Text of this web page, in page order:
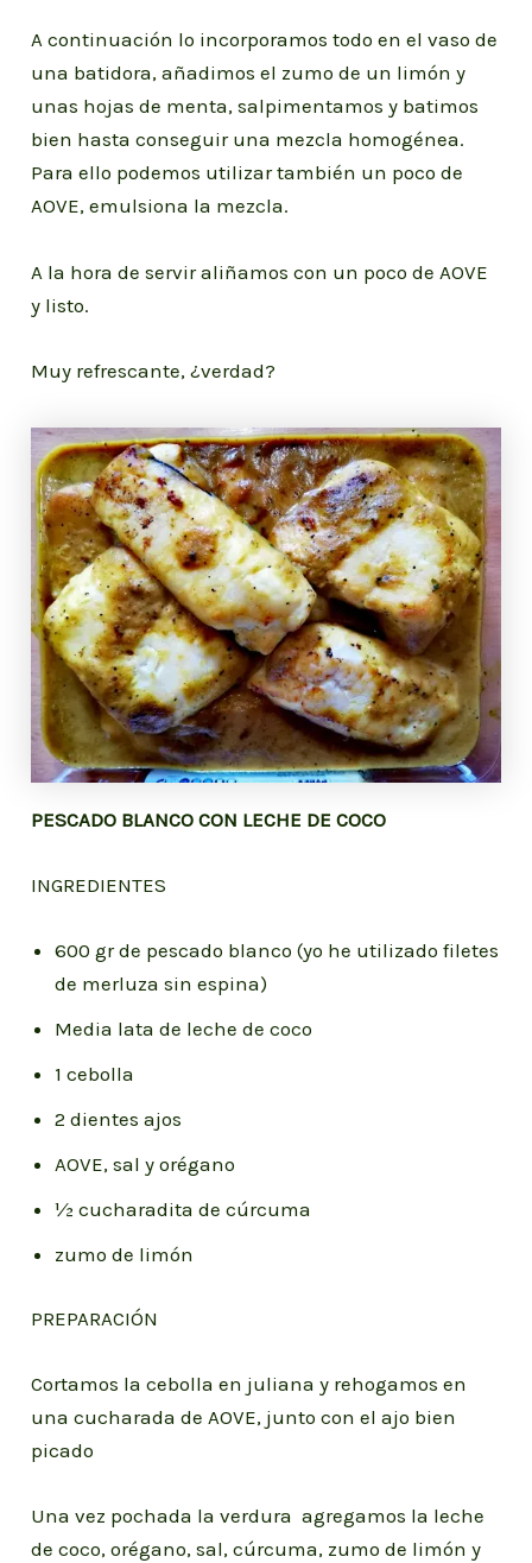
A continuación lo incorporamos todo en el vaso de
una batidora, añadimos el zumo de un limón y
unas hojas de menta, salpimentamos y batimos
bien hasta conseguir una mezcla homogénea.
Para ello podemos utilizar también un poco de
AOVE, emulsiona la mezcla.
A la hora de servir aliñamos con un poco de AOVE
y listo.
Muy refrescante, ¿verdad?
PESCADO BLANCO CON LECHE DE COCO
INGREDIENTES
600 gr de pescado blanco (yo he utilizado filetes
de merluza sin espina)
Media lata de leche de coco
1 cebolla
2 dientes ajos
AOVE, sal y orégano
½ cucharadita de cúrcuma
zumo de limón
PREPARACIÓN
Cortamos la cebolla en juliana y rehogamos en
una cucharada de AOVE, junto con el ajo bien
picado
Una vez pochada la verdura agregamos la leche
de coco, orégano, sal, cúrcuma, zumo de limón y